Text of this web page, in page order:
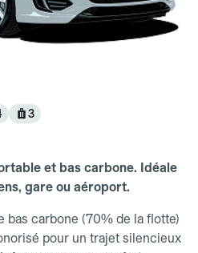
3
et bas carbone. Idéale
gare ou aéroport.
bas carbone (70% de la flotte)
pour un trajet silencieux